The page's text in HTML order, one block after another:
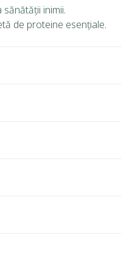
inimii.
de proteine esențiale.